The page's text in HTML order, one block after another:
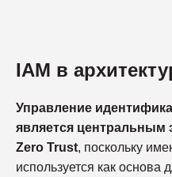
IAM в
Управление
является центральным
Zero Trust, поскольку
используется как